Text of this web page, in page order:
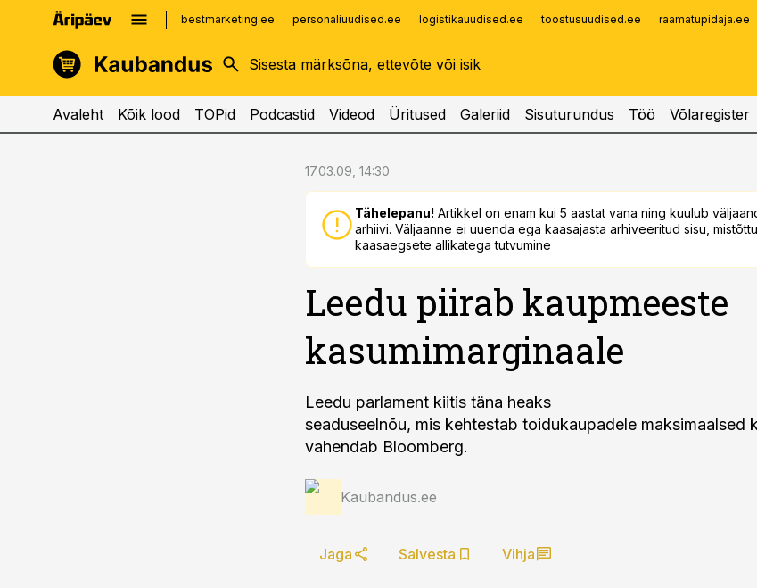
bestmarketing.ee personaliuudised.ee logistikauudised.ee toostusuudised.ee raamatupidaja.ee
kinnisvarauudised.ee
logistikauudised.ee
imelineajalugu.ee
Infopank
Avaleht Kõik lood TOPid Podcastid Videod Üritused Galeriid Sisuturundus Töö Võlaregister
17.03.09, 14:30
Tähelepanu! Artikkel on enam kui 5 aastat vana ning kuulub
arhiivi. Väljaanne ei uuenda ega kaasajasta arhiveeritud sisu,
kaasaegsete allikatega tutvumine
Leedu piirab kaupmeeste
kasumimarginaale
Leedu parlament kiitis täna heaks
seaduseelnõu, mis kehtestab toidukaupadele maksimaalsed
vahendab Bloomberg.
Kaubandus.ee
Jaga Salvesta Vihja